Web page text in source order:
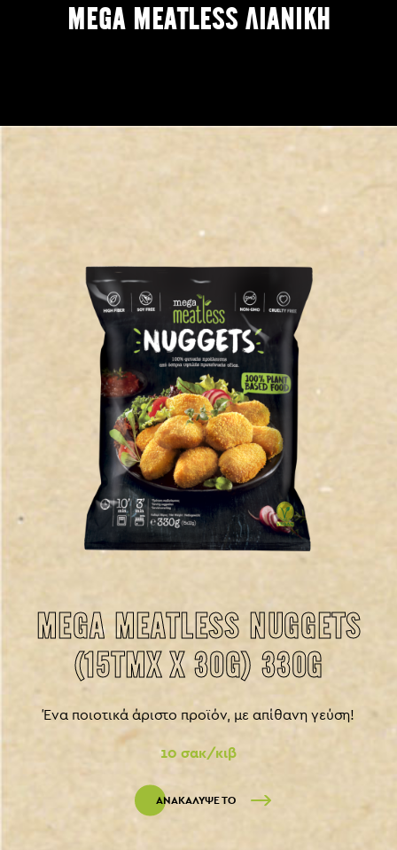
MEGA MEATLESS ΛΙΑΝΙΚΗ
MEGA MEATLESS NUGGETS
(15ΤΜΧ X 30G) 330G
Ένα ποιοτικά άριστο προϊόν, με απίθανη γεύση!
10 σακ/κιβ
ΑΝΑΚΑΛΥΨΕ ΤΟ